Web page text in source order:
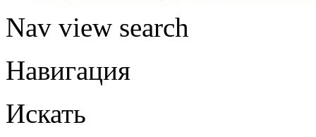
Nav view search
Навигация
Искать